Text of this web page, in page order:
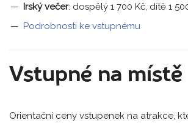
Irský večer: dospělý 1 700 Kč, dítě 1
Podrobnosti ke vstupnému
Vstupné na místě
Orientační ceny vstupenek na atrakce,